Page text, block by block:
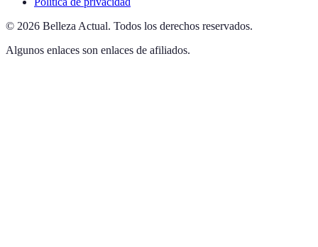
© 2026 Belleza Actual. Todos los derechos reservados.
Algunos enlaces son enlaces de afiliados.